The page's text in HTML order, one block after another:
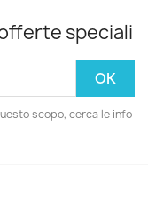
speciali
scopo, cerca le info